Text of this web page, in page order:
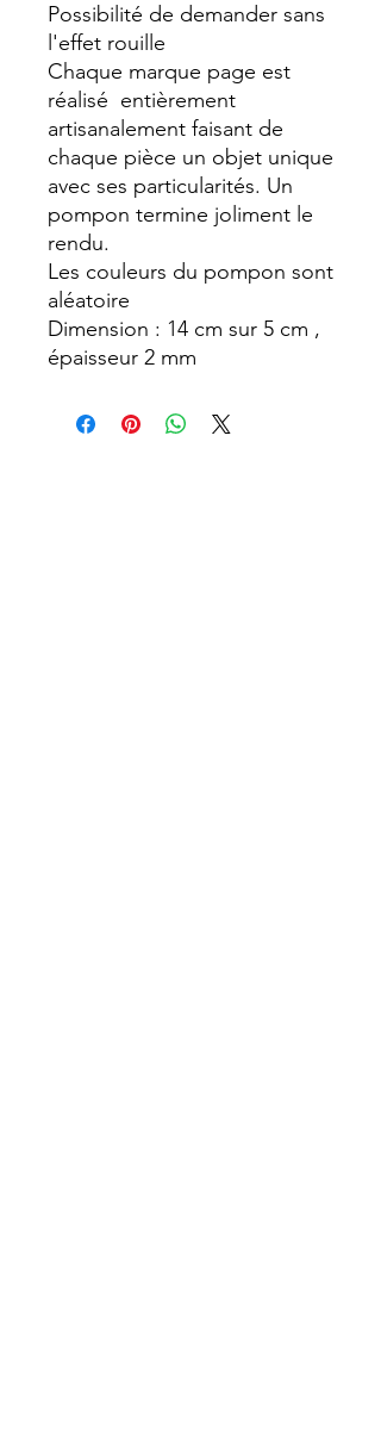
Possibilité de demander sans
l'effet rouille
Chaque marque page est
réalisé entièrement
artisanalement faisant de
chaque pièce un objet unique
avec ses particularités. Un
pompon termine joliment le
rendu.
Les couleurs du pompon sont
aléatoire
Dimension : 14 cm sur 5 cm ,
épaisseur 2 mm